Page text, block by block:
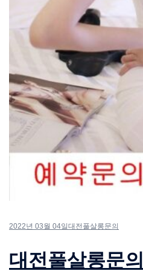
2022년 03월 04일 대전풀살롱문의
대전풀살롱문의